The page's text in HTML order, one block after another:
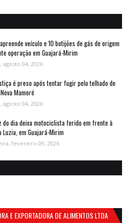
veículo e 10 botijões de gás de origem
operação em Guajará-Mirim
04, 2026
é preso após tentar fugir pelo telhado de
Mamoré
04, 2026
do dia deixa motociclista ferido em frente à
Luzia, em Guajará-Mirim
fevereiro 09, 2026
E EXPORTADORA DE ALIMENTOS LTDA